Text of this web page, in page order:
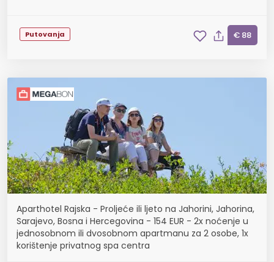
Putovanja € 88
Aparthotel Rajska - Proljeće ili ljeto na Jahorini, Jahorina,
Sarajevo, Bosna i Hercegovina - 154 EUR - 2x noćenje u
jednosobnom ili dvosobnom apartmanu za 2 osobe, 1x
korištenje privatnog spa centra